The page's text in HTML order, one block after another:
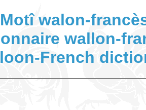
Motî walon-
wallon-
French